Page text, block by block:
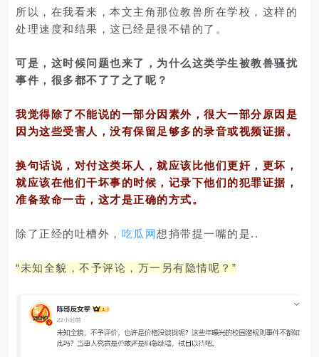
所以，在我看来，本文主角那位教兽所在学校，这样的
处理速度和结果，这已经是很不错的了。
可是，这时候问题也来了，为什么这类学生被教兽骚扰
事件，很多都不了了之了呢？
我觉得除了不能说的一部分因素外，很大一部分原因是
因为这些受害人，没有保留足够多的录音或视频证据。
换句话说，对付这类坏人，就应该比他们更奸，更坏，
就应该在他们干坏事的时候，记录下他们的犯罪证据，
准备致命一击，这才是正确的方式。
除了正经的吐槽外， 吃瓜网想捎带提一嘴的是..
“未知全貌，不予评论，万一另有隐情呢？”